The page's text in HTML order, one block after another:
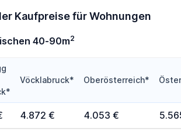
Kaufpreise für Wohnungen
40-90m2
Vöcklabruck* Oberösterreich*
4.872 € 4.053 €